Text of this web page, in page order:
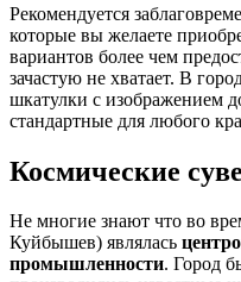
Рекомендуется
которые вы желаете
вариантов более чем
зачастую не хватает. В
шкатулки с изображением
стандартные для любого
Космические
Не многие знают что во
Куйбышев) являлась
промышленности. Город